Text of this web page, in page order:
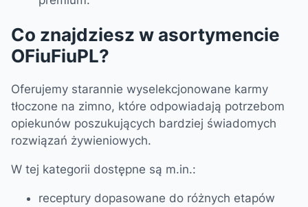
Co znajdziesz w asortymencie
OFiuFiuPL?
Oferujemy starannie wyselekcjonowane karmy
tłoczone na zimno, które odpowiadają potrzebom
opiekunów poszukujących bardziej świadomych
rozwiązań żywieniowych.
W tej kategorii dostępne są m.in.:
receptury dopasowane do różnych etapów